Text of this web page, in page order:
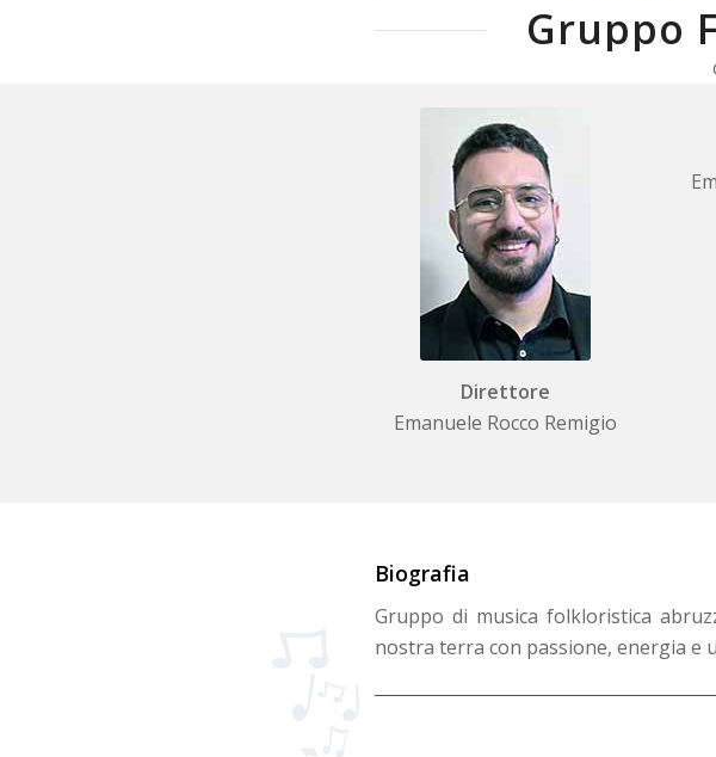
Gruppo
Direttore
Emanuele Rocco Remigio
Biografia
Gruppo di musica folkloristica
nostra terra con passione, energia e